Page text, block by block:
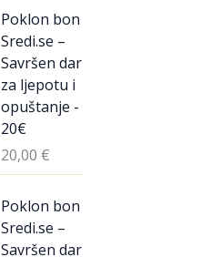
Poklon bon
Sredi.se –
Savršen dar
za ljepotu i
opuštanje -
20€
20,00 €
Poklon bon
Sredi.se –
Savršen dar